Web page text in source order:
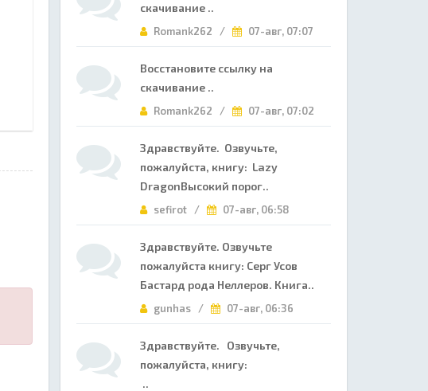
скачивание ..
Romank262 / 07-авг, 07:07
Восстановите ссылку на
скачивание ..
Romank262 / 07-авг, 07:02
Здравствуйте. Озвучьте,
пожалуйста, книгу: Lazy
DragonВысокий порог..
sefirot / 07-авг, 06:58
Здравствуйте. Озвучьте
пожалуйста книгу: Серг Усов
Бастард рода Неллеров. Книга..
gunhas / 07-авг, 06:36
Здравствуйте. Озвучьте,
пожалуйста, книгу:
..